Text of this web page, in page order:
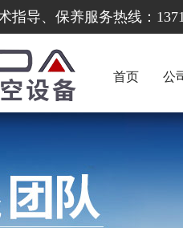
指导、保养服务热线：
首页 公